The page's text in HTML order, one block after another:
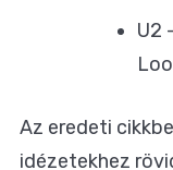
U2
Az eredeti
idézetekhez